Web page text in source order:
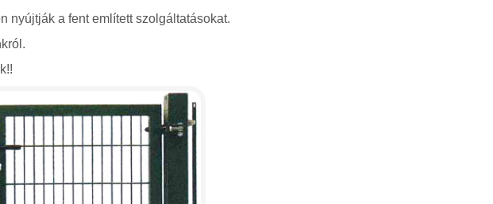
nyújtják a fent említett szolgáltatásokat.